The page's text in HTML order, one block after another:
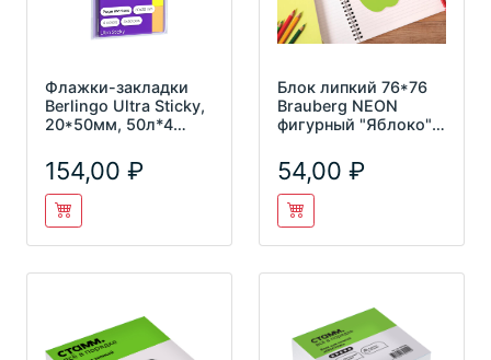
Флажки-закладки
Berlingo Ultra Sticky,
20*50мм, 50л*4
Lsz_4
154,00
Блок липкий 76*76
Brauberg NEON
фигурный "Яблоко"
54,00